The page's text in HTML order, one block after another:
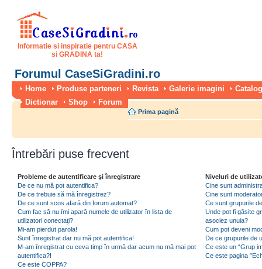
Informatie si inspiratie pentru CASA
si GRADINA ta!
Forumul CaseSiGradini.ro
Home Produse parteneri Revista Galerie imagini
Dictionar
Shop Forum
Prima pagină
Întrebări puse frecvent
Probleme de autentificare şi înregistrare
De ce nu mă pot autentifica?
De ce trebuie să mă înregistrez?
De ce sunt scos afară din forum automat?
Cum fac să nu îmi apară numele de utilizator în lista de
utilizatori conectaţi?
Mi-am pierdut parola!
Sunt înregistrat dar nu mă pot autentifica!
M-am înregistrat cu ceva timp în urmă dar acum nu mă mai pot
autentifica?!
Ce este COPPA?
Niveluri de
Cine sunt
Cine sunt
Ce sunt grupurile
Unde pot fi găsite
asociez unuia?
Cum pot deveni
De ce grupurile de
Ce este un “Grup
Ce este pagina